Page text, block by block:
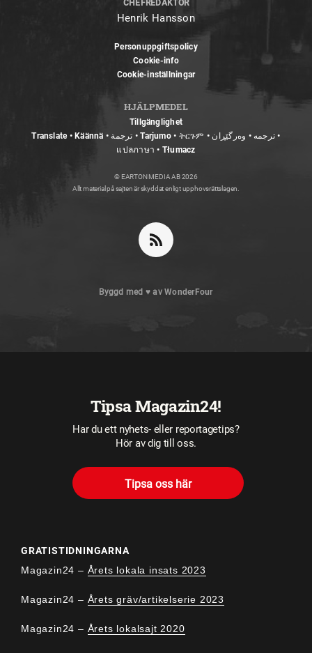
CHEFREDAKTÖR
Henrik Hansson
Personuppgiftspolicy
Cookie-info
Cookie-inställningar
HJÄLPMEDEL
Tillgänglighet
Translate • Käännä • ترجمة • Tarjumo • ትርጉም • ترجمه • وەرگێڕان •
แปลภาษา • Tłumacz
© EARTON MEDIA AB 2026
Allt material på sajten är skyddat enligt upphovsrättslagen.
Byggd med ♥ avWonderFour
Tipsa Magazin24!
Har du ett nyhets- eller reportagetips?
Hör av dig till oss.
Tipsa oss här
GRATISTIDNINGARNA
Magazin24 – Årets lokala insats 2023
Magazin24 – Årets gräv/artikelserie 2023
Magazin24 – Årets lokalsajt 2020